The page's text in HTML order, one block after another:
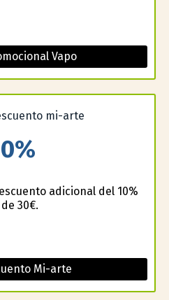
Vapo
adicional del 10%
30€.
Mi-arte